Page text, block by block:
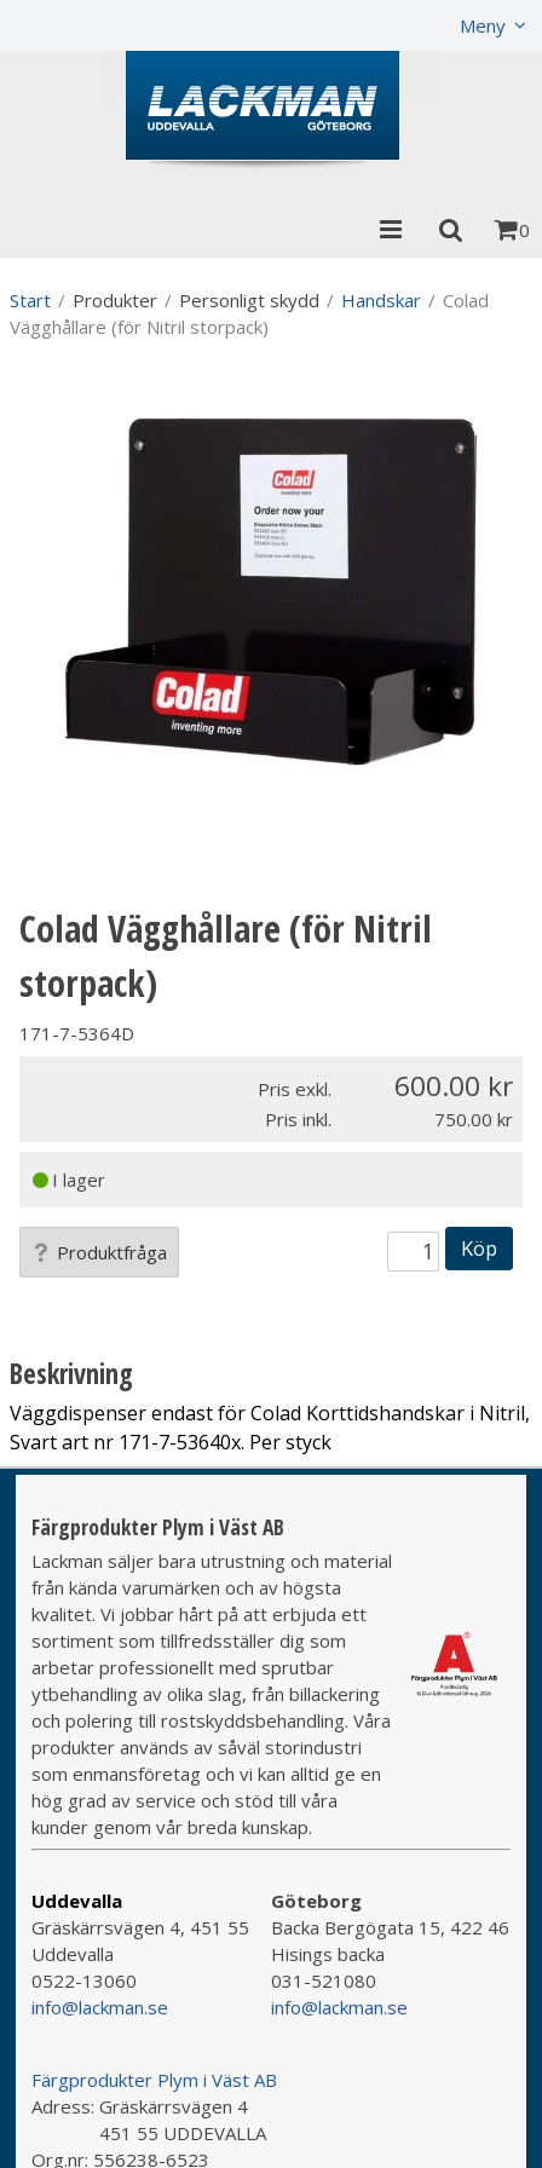
Meny
0
Start / Produkter / Personligt skydd / Handskar / Colad
Vägghållare (för Nitril storpack)
Colad Vägghållare (för Nitril
storpack)
171-7-5364D
Pris exkl. 600.00
Pris inkl. 750.00
I lager
Produktfråga Köp
Beskrivning
Väggdispenser endast för Colad Korttidshandskar i Nitril,
Svart art nr 171-7-53640x. Per styck
Färgprodukter Plym i Väst AB
Lackman säljer bara utrustning och material
från kända varumärken och av högsta
kvalitet. Vi jobbar hårt på att erbjuda ett
sortiment som tillfredsställer dig som
arbetar professionellt med sprutbar
ytbehandling av olika slag, från billackering
och polering till rostskyddsbehandling. Våra
produkter används av såväl storindustri
som enmansföretag och vi kan alltid ge en
hög grad av service och stöd till våra
kunder genom vår breda kunskap.
Uddevalla
Gräskärrsvägen 4, 451 55
Uddevalla
0522-13060
info@lackman.se
Göteborg
Backa Bergögata 15, 422 46
Hisings backa
031-521080
info@lackman.se
Färgprodukter Plym i Väst AB
Adress: Gräskärrsvägen 4
451 55 UDDEVALLA
Org.nr: 556238-6523